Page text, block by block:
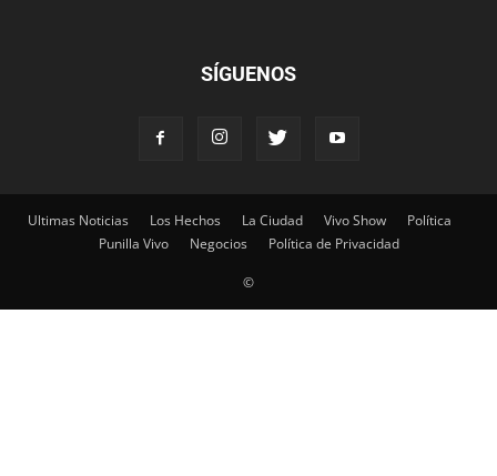
SÍGUENOS
Ultimas Noticias Los Hechos La Ciudad Vivo Show
Política
Punilla Vivo
Negocios Política de Privacidad
©